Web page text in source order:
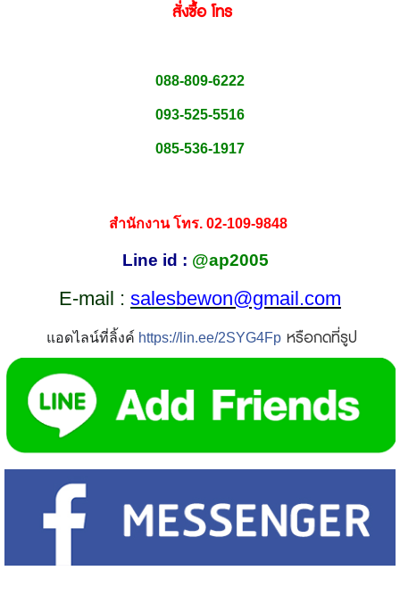
สั่่งซื้อ โทร
088-809-6222
093-525-5516
085-536-1917
สำนักงาน โทร. 02-109-9848
Line id : @ap2005
E-mail : salesbewon@gmail.com
แอดไลน์ที่ลิ้งค์ https://lin.ee/2SYG4Fpหรือกดที่รูป